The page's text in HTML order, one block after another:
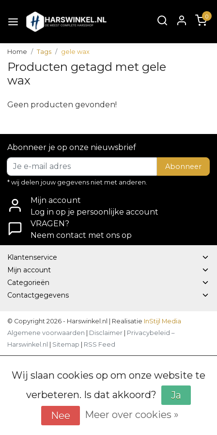
0
Home Tags gele wax
Producten getagd met gele
wax
Geen producten gevonden!
Abonneer je op onze nieuwsbrief
Abonneer
* wij delen jouw gegevens niet met anderen.
Mijn account
Log in op je persoonlijke account
VRAGEN?
Neem contact met ons op
Klantenservice
Mijn account
Categorieën
Contactgegevens
© Copyright 2026 - Harswinkel.nl | Realisatie InStijl Media
Algemene voorwaarden
Disclaimer
Privacybeleid –
Harswinkel.nl
Sitemap RSS Feed
Wij slaan cookies op om onze website te
verbeteren. Is dat akkoord?
Ja
Nee
Meer over cookies »